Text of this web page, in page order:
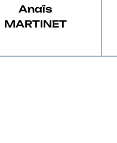
Anaïs
MARTINET